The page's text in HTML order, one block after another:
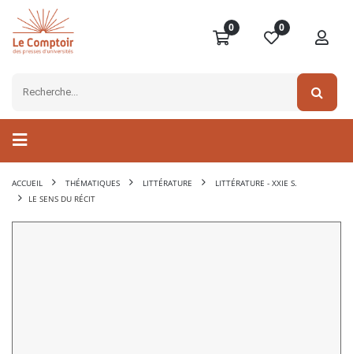
0 0
ACCUEIL THÉMATIQUES LITTÉRATURE
LITTÉRATURE - XXIE S.
LE SENS DU RÉCIT